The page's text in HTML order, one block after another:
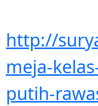
http://
meja-
putih-